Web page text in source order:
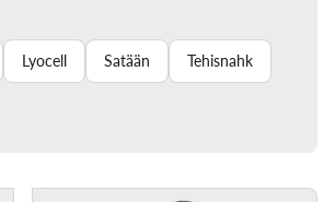
Lyocell Satään Tehisnahk